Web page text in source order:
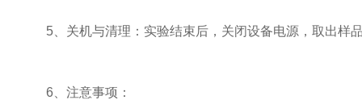
5、关机与清理：实验结束后，关闭设备电源，取出样
6、注意事项：